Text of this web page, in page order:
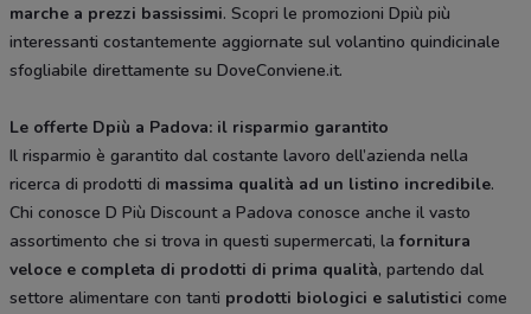
marche a prezzi bassissimi. Scopri le promozioni Dpiù più
interessanti costantemente aggiornate sul volantino quindicinale
sfogliabile direttamente su DoveConviene.it.
Le offerte Dpiù a Padova: il risparmio garantito
Il risparmio è garantito dal costante lavoro dell’azienda nella
ricerca di prodotti di massima qualità ad un listino incredibile.
Chi conosce D Più Discount a Padova conosce anche il vasto
assortimento che si trova in questi supermercati, lafornitura
veloce e completa di prodotti di prima qualità, partendo dal
settore alimentare con tanti prodotti biologici e salutistici come